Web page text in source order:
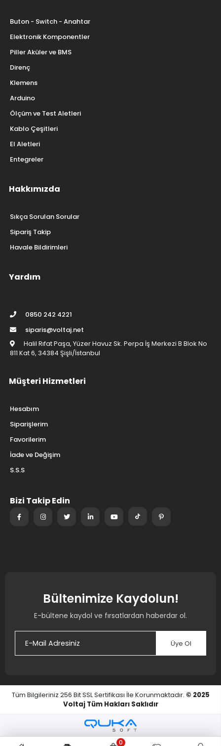
Buton - Switch - Anahtar
Elektronik Komponentler
Piller Aküler ve BMS
Direnç
Klemens
Arduino
Ölçüm ve Test Aletleri
Kablo Çeşitleri
El Aletleri
Entegreler
Hakkımızda
Sıkça Sorulan Sorular
Sipariş Takip
Havale Bildirimleri
Yardım
0850 242 4221
siparis@voltaj.net
Halil Rıfat Paşa, Yüzer Havuz Sk. Perpa İş Merkezi B Blok No
811 Kat 6, 34384 Şişli/İstanbul
Müşteri Hizmetleri
Hesabım
Siparişlerim
Favorilerim
İade ve Değişim
S.S.S
Bizi Takip Edin
Bültenimize Kaydolun!
E-bültene kaydol ve fırsatlardan haberdar ol.
Üye Ol
Tüm Bilgileriniz 256 Bit SSL Sertifikası İle Korunmaktadır. © 2025
Voltaj Tüm Hakları Saklıdır
0